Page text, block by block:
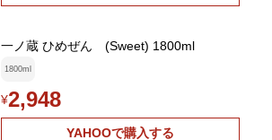
一ノ蔵 ひめぜん (Sweet) 1800ml
1800ml
¥2,948
YAHOOで購入する